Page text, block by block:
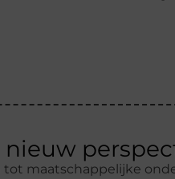
nieuw
tot maatschappelijke